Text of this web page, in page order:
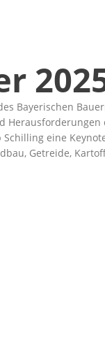
Bayerischen
eine
Getreide,